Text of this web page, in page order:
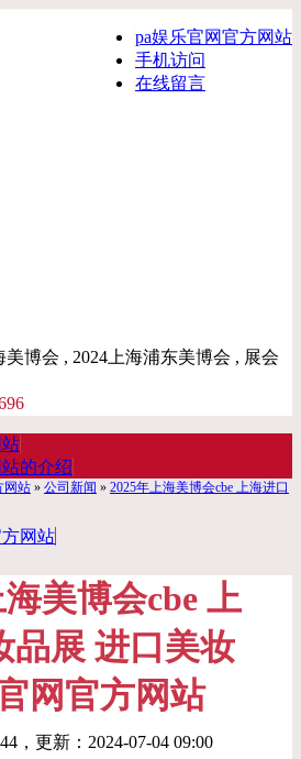
pa娱乐官网官方网站
手机访问
在线留言
博会 , 2024上海浦东美博会 , 展会
的介绍
网站
网站 » 公司新闻 » 2025年上海美博会cbe 上海进口
美博会cbe 上
品展 进口美妆
网官方网站
，更新： 2024-07-04 09:00